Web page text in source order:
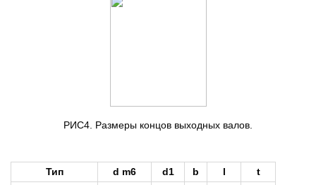
РИС4. Размеры концов выходных валов.
Тип d m6 d1 b l
t